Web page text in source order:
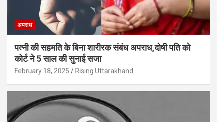
अपराध
पत्नी की सहमति के बिना शारीरक संबंध अपराध,दोषी पति को
कोर्ट ने 5 साल की सुनाई सजा
February 18, 2025 Rising Uttarakhand